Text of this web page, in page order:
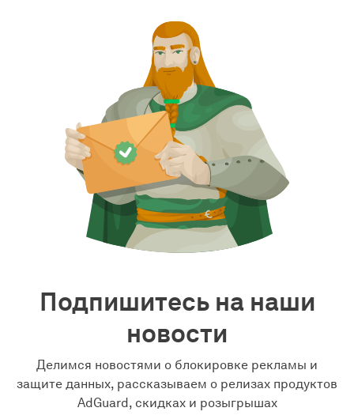
Подпишитесь на наши
новости
Делимся новостями о блокировке рекламы и
защите данных, рассказываем о релизах продуктов
AdGuard, скидках и розыгрышах